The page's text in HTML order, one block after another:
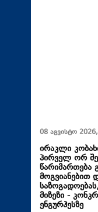
08 აგვისტო 2026,
ირაკლი
პირველ ორ
წარიმართება
მოგვიანებით
მიზეზი -
ენგურჰესზე